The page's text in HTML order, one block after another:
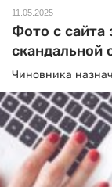
11.05.2025
Фото с сайта
скандальной
Чиновника